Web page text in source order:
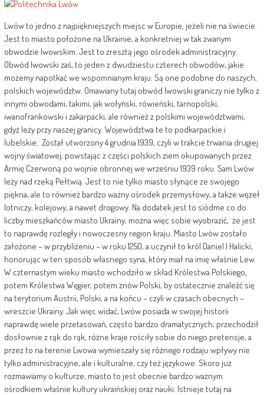
Lwów to jedno z najpiękniejszych miejsc w Europie, jeżeli nie na świecie.
Jest to miasto położone na Ukrainie, a konkretniej w tak zwanym
obwodzie lwowskim. Jest to zresztą jego ośrodek administracyjny.
Obwód lwowski zaś, to jeden z dwudziestu czterech obwodów, jakie
możemy napotkać we wspomnianym kraju. Są one podobne do naszych,
polskich województw. Omawiany tutaj obwód lwowski graniczy nie tylko z
innymi obwodami, takimi, jak wołyński, rówieński, tarnopolski,
iwanofrankowski i zakarpacki, ale również z polskimi województwami,
gdyż leży przy naszej granicy. Województwa te to podkarpackie i
lubelskie. Został utworzony 4 grudnia 1939, czyli w trakcie trwania drugiej
wojny światowej, powstając z części polskich ziem okupowanych przez
Armię Czerwoną po wojnie obronnej we wrześniu 1939 roku. Sam Lwów
leży nad rzeką Pełtwią. Jest to nie tylko miasto słynące ze swojego
piękna, ale to również bardzo ważny ośrodek przemysłowy, a także węzeł
lotniczy, kolejowy, a nawet drogowy. Na dodatek jest to siódme co do
liczby mieszkańców miasto Ukrainy, można więc sobie wyobrazić, że jest
to naprawdę rozległy i nowoczesny region kraju. Miasto Lwów zostało
założone – w przybliżeniu – w roku 1250, a uczynił to król Daniel I Halicki,
honorując w ten sposób własnego syna, który miał na imię właśnie Lew.
W czternastym wieku miasto wchodziło w skład Królestwa Polskiego,
potem Królestwa Węgier, potem znów Polski, by ostatecznie znaleźć się
na terytorium Austrii, Polski, a na końcu – czyli w czasach obecnych –
wreszcie Ukrainy. Jak więc widać, Lwów posiada w swojej historii
naprawdę wiele przetasowań, często bardzo dramatycznych, przechodził
dosłownie z rąk do rąk, różne kraje rościły sobie do niego pretensje, a
przez to na terenie Lwowa wymieszały się różnego rodzaju wpływy nie
tylko administracyjne, ale i kulturalne, czy też językowe. Skoro już
rozmawiamy o kulturze, miasto to jest obecnie bardzo ważnym
ośrodkiem właśnie kultury ukraińskiej oraz nauki. Istnieje tutaj na